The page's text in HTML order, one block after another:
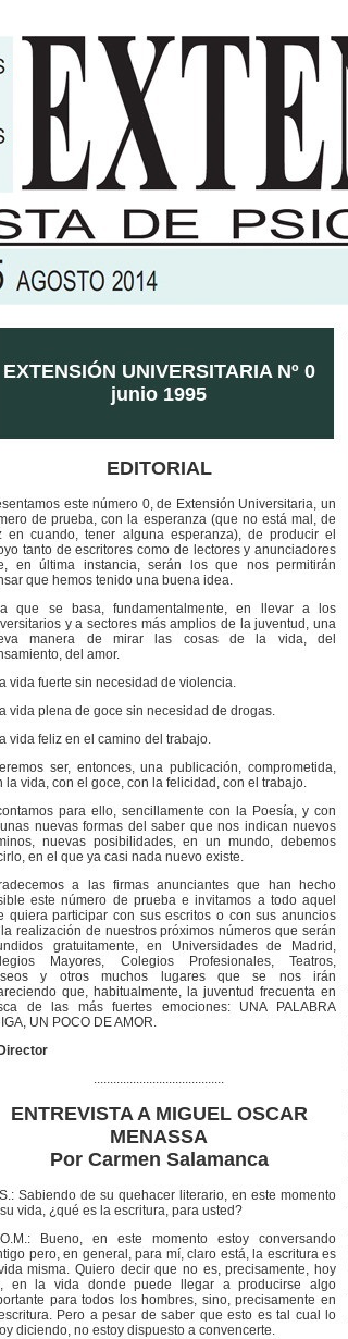
EXTENSIÓN UNIVERSITARIA Nº 0
junio 1995
EDITORIAL
este número 0, de Extensión Universitaria, un
de prueba, con la esperanza (que no está mal, de
en cuando, tener alguna esperanza), de producir el
tanto de escritores como de lectores y anunciadores
en última instancia, serán los que nos permitirán
que hemos tenido una buena idea.
que se basa, fundamentalmente, en llevar a los
y a sectores más amplios de la juventud, una
manera de mirar las cosas de la vida, del
del amor.
vida fuerte sin necesidad de violencia.
vida plena de goce sin necesidad de drogas.
vida feliz en el camino del trabajo.
ser, entonces, una publicación, comprometida,
la vida, con el goce, con la felicidad, con el trabajo.
para ello, sencillamente con la Poesía, y con
nuevas formas del saber que nos indican nuevos
nuevas posibilidades, en un mundo, debemos
en el que ya casi nada nuevo existe.
a las firmas anunciantes que han hecho
este número de prueba e invitamos a todo aquel
quiera participar con sus escritos o con sus anuncios
realización de nuestros próximos números que serán
gratuitamente, en Universidades de Madrid,
Mayores, Colegios Profesionales, Teatros,
y otros muchos lugares que se nos irán
que, habitualmente, la juventud frecuenta en
de las más fuertes emociones: UNA PALABRA
UN POCO DE AMOR.
........................................
ENTREVISTA A MIGUEL OSCAR
MENASSA
Por Carmen Salamanca
Sabiendo de su quehacer literario, en este momento
vida, ¿qué es la escritura, para usted?
Bueno, en este momento estoy conversando
pero, en general, para mí, claro está, la escritura es
misma. Quiero decir que no es, precisamente, hoy
en la vida donde puede llegar a producirse algo
para todos los hombres, sino, precisamente en
Pero a pesar de saber que esto es tal cual lo
diciendo, no estoy dispuesto a convencerte.